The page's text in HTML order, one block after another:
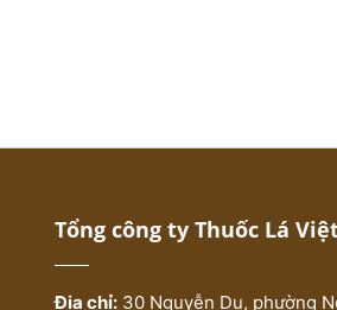
Tổng công ty Thuốc Lá
Địa chỉ: 30 Nguyễn Du, phường